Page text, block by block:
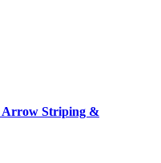
Arrow Striping &